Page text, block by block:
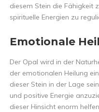
diesem Stein die Fähigkeit
spirituelle Energien zu
Emotionale
Der Opal wird in der
der emotionalen Heilung
dieser Stein in der Lage
und positive Energie
dieser Hinsicht enorm